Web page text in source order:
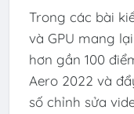
Trong các bài
và GPU mang
hơn gần 100
Aero 2022 và
số chỉnh sửa